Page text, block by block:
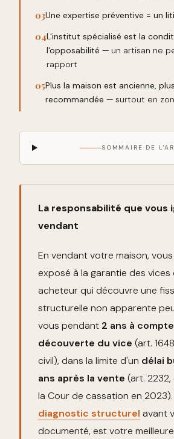
03Une expertise préventive = un
04L'institut spécialisé est la
l'opposabilité — un artisan ne
rapport
05Plus la maison est ancienne,
recommandée — surtout en
SOMMAIRE DE
La responsabilité que vous
vendant
En vendant votre maison,
exposé à la garantie des vices
acheteur qui découvre une
structurelle non apparente
vous pendant 2 ans à
découverte du vice (art.
civil), dans la limite d'un délai
ans après la vente (art.
la Cour de cassation en 2023).
diagnostic structurel avant
documenté, est votre